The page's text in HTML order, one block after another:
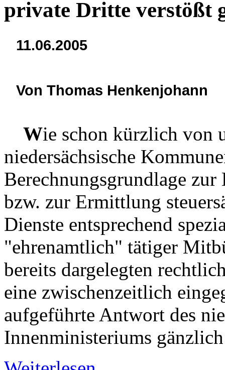
private Dritte verstößt
11.06.2005
Von Thomas Henkenjohann
Wie schon kürzlich von
niedersächsische
Berechnungsgrundlage zur
bzw. zur Ermittlung
Dienste entsprechend
"ehrenamtlich" tätiger
bereits dargelegten
eine zwischenzeitlich
aufgeführte Antwort des
Innenministeriums